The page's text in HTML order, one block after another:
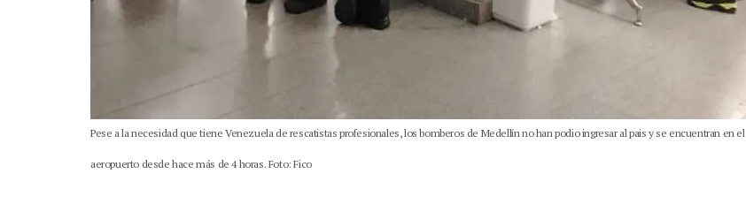
Pese a la necesidad que tiene Venezuela de rescatistas profesionales, los bomberos de Medellín no han podio ingresar al pais y se encuentran en el
aeropuerto desde hace más de 4 horas. Foto: Fico